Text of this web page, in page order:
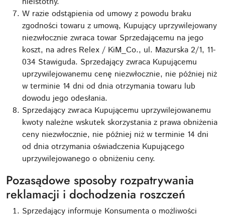
W razie odstąpienia od umowy z powodu braku
zgodności towaru z umową, Kupujący uprzywilejowany
niezwłocznie zwraca towar Sprzedającemu na jego
koszt, na adres Relex / KiM_Co., ul. Mazurska 2/1, 11-
034 Stawiguda. Sprzedający zwraca Kupującemu
uprzywilejowanemu cenę niezwłocznie, nie później niż
w terminie 14 dni od dnia otrzymania towaru lub
dowodu jego odesłania.
Sprzedający zwraca Kupującemu uprzywilejowanemu
kwoty należne wskutek skorzystania z prawa obniżenia
ceny niezwłocznie, nie później niż w terminie 14 dni
od dnia otrzymania oświadczenia Kupującego
uprzywilejowanego o obniżeniu ceny.
Pozasądowe sposoby rozpatrywania
reklamacji i dochodzenia roszczeń
Sprzedający informuje Konsumenta o możliwości